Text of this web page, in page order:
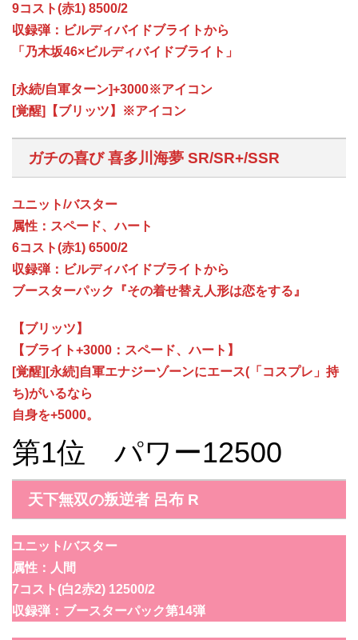
9コスト(赤1) 8500/2
収録弾：ビルディバイドブライトから
「乃木坂46×ビルディバイドブライト」
[永続/自軍ターン]+3000※アイコン
[覚醒]【ブリッツ】※アイコン
ガチの喜び 喜多川海夢 SR/SR+/SSR
ユニット/バスター
属性：スペード、ハート
6コスト(赤1) 6500/2
収録弾：ビルディバイドブライトから
ブースターパック『その着せ替え人形は恋をする』
【ブリッツ】
【ブライト+3000：スペード、ハート】
[覚醒][永続]自軍エナジーゾーンにエース(「コスプレ」持
ち)がいるなら
自身を+5000。
第1位 パワー12500
天下無双の叛逆者 呂布 R
ユニット/バスター
属性：人間
7コスト(白2赤2) 12500/2
収録弾：ブースターパック第14弾